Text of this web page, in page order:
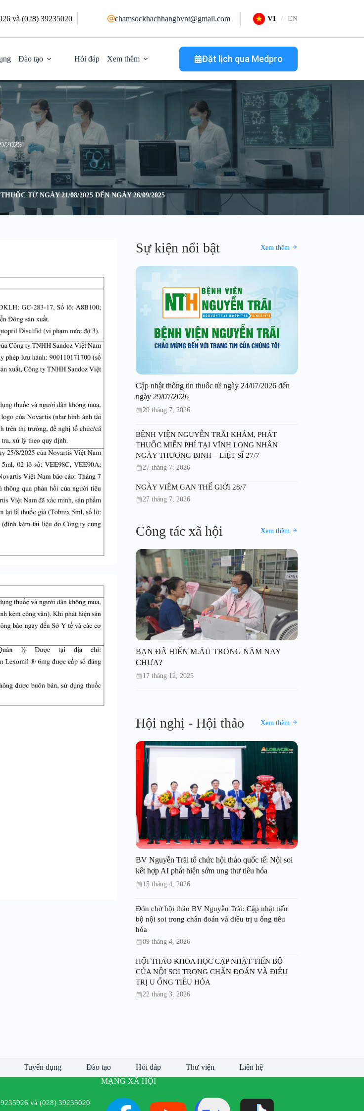
và (028) 39235020 chamsockhachhangbvnt@gmail.com EN
VI
Đào tạo Hỏi đáp Xem thêm Đặt lịch qua Medpro
2025
TỪ NGÀY 21/08/2025 ĐẾN NGÀY 26/09/2025
Sự kiện nổi bật Xem thêm
Cập nhật thông tin thuốc từ ngày 24/07/2026 đến
ngày 29/07/2026
29 tháng 7, 2026
BỆNH VIỆN NGUYỄN TRÃI KHÁM, PHÁT
THUỐC MIỄN PHÍ TẠI VĨNH LONG NHÂN
NGÀY THƯƠNG BINH – LIỆT SĨ 27/7
27 tháng 7, 2026
NGÀY VIÊM GAN THẾ GIỚI 28/7
27 tháng 7, 2026
Công tác xã hội Xem thêm
BẠN ĐÃ HIẾN M.ÁU TRONG NĂM NAY
CHƯA?
17 tháng 12, 2025
Hội nghị - Hội thảo Xem thêm
BV Nguyễn Trãi tổ chức hội thảo quốc tế: Nội soi
kết hợp AI phát hiện sớm ung thư tiêu hóa
15 tháng 4, 2026
Đón chờ hội thảo BV Nguyễn Trãi: Cập nhật tiến
bộ nội soi trong chẩn đoán và điều trị u ống tiêu
hóa
09 tháng 4, 2026
HỘI THẢO KHOA HỌC CẬP NHẬT TIẾN BỘ
CỦA NỘI SOI TRONG CHẨN ĐOÁN VÀ ĐIỀU
TRỊ U ỐNG TIÊU HÓA
22 tháng 3, 2026
Tuyển dụng Đào tạo Hỏi đáp Thư viện Liên hệ
và (028) 39235020
MẠNG XÃ HỘI